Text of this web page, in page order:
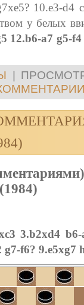
10.e3-d4
у белых
12.b6-a7 g5-
|
3.b2xd4
f6? 9.e5xg7